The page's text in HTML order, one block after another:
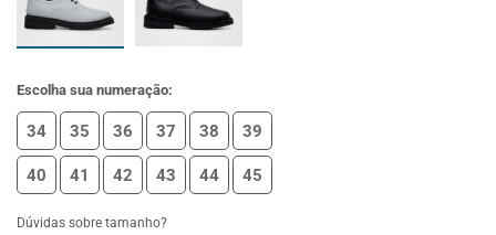
Escolha sua numeração:
34 35 36 37 38 39
40 41 42 43 44 45
Dúvidas sobre tamanho?